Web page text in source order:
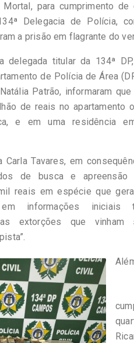
Mortal, para cumprimento
Delegacia de Polícia,
a prisão em flagrante do
delegada titular da 134ª
de Polícia de Área
Patrão, informaram que
de reais no apartamento
e em uma residência
Tavares, em
de busca e apreensão
reais em espécie que
informações iniciais
extorções que vinham